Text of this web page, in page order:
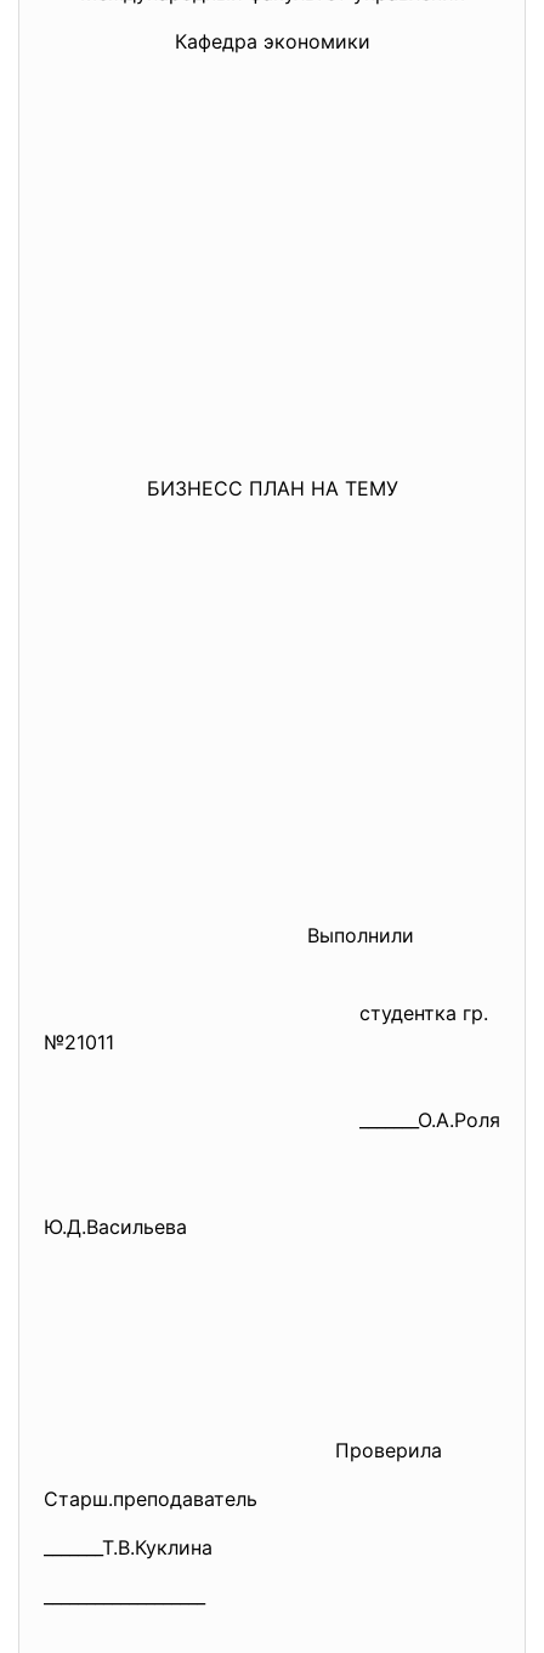
Кафедра экономики
БИЗНЕСС ПЛАН НА ТЕМУ
Выполнили
студентка гр.
№21011
_______О.А.Роля
Ю.Д.Васильева
Проверила
Старш.преподаватель
_______Т.В.Куклина